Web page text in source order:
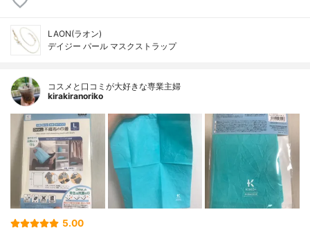
LAON(ラオン)
デイジー パール マスクストラップ
コスメと口コミが大好きな専業主婦
kirakiranoriko
5.00